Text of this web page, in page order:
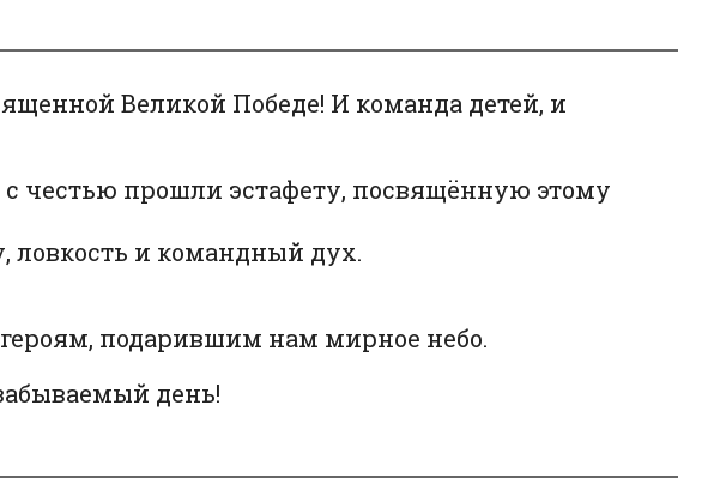
Великой Победе! И команда детей, и
честью прошли эстафету, посвящённую этому
ловкость и командный дух.
подарившим нам мирное небо.
день!